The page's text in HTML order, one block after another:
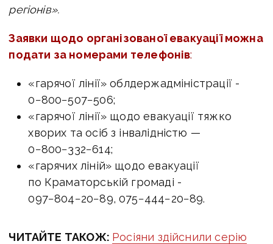
регіонів».
Заявки щодо організованої евакуації можна
подати за номерами телефонів:
«гарячої лінії» облдержадміністрації -
0−800−507−506;
«гарячої лінії» щодо евакуації тяжко
хворих та осіб з інвалідністю —
0−800−332−614;
«гарячих ліній» щодо евакуації
по Краматорській громаді -
097−804−20−89, 075−444−20−89.
ЧИТАЙТЕ ТАКОЖ: Росіяни здійснили серію